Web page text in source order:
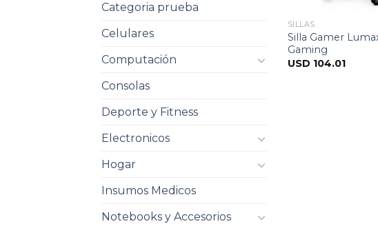
Categoria prueba
Celulares
Computación
Consolas
Deporte y Fitness
Electronicos
Hogar
Insumos Medicos
Notebooks y Accesorios
SILLAS
Silla Gamer
Gaming
USD 104.01